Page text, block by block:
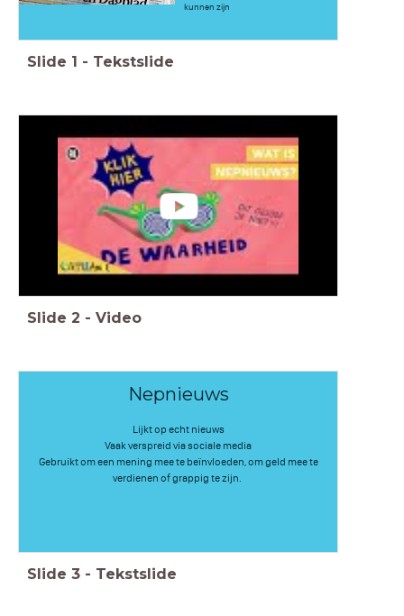
kunnen zijn
Slide 1 - Tekstslide
Slide 2 - Video
Nepnieuws
Lijkt op echt nieuws
Vaak verspreid via sociale media
Gebruikt om een mening mee te beïnvloeden, om geld mee te
verdienen of grappig te zijn.
Slide 3 - Tekstslide